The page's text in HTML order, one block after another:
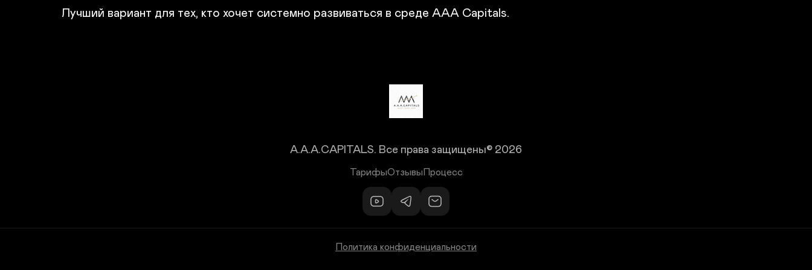
Лучший вариант для тех, кто хочет системно развиваться в среде AAA Capitals.
A.A.A.CAPITALS. Все права защищены© 2026
ТарифыОтзывы Процесс
Политика конфиденциальности